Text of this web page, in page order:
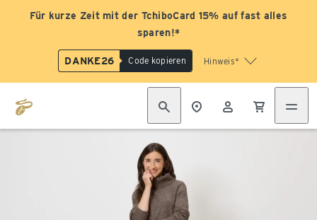
Für kurze Zeit mit der TchiboCard 15% auf fast alles
sparen!*
DANKE26 Code kopieren Hinweis*